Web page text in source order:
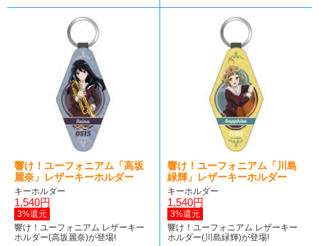
響け！ユーフォニアム「高坂
麗奈」レザーキーホルダー
キーホルダー
1,540円
3%還元
響け！ユーフォニアム レザーキー
ホルダー(高坂麗奈)が登場!
響け！ユーフォニアム「川島
緑輝」レザーキーホルダー
キーホルダー
1,540円
3%還元
響け！ユーフォニアム レザーキー
ホルダー(川島緑輝)が登場!